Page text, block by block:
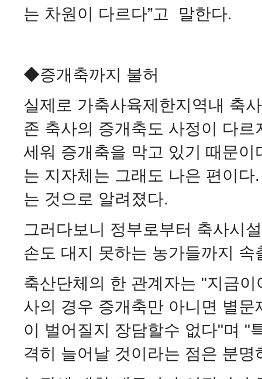
는 차원이 다르다”고 말한다.
◆증개축까지 불허
실제로 가축사육제한지역내 축
존 축사의 증개축도 사정이 다
세워 증개축을 막고 있기 때문
는 지자체는 그래도 나은 편이
는 것으로 알려졌다.
그러다보니 정부로부터 축사시
손도 대지 못하는 농가들까지 속
축산단체의 한 관계자는 "지금
사의 경우 증개축만 아니면 별
이 벌어질지 장담할수 없다"며 "
격히 늘어날 것이라는 점은 분